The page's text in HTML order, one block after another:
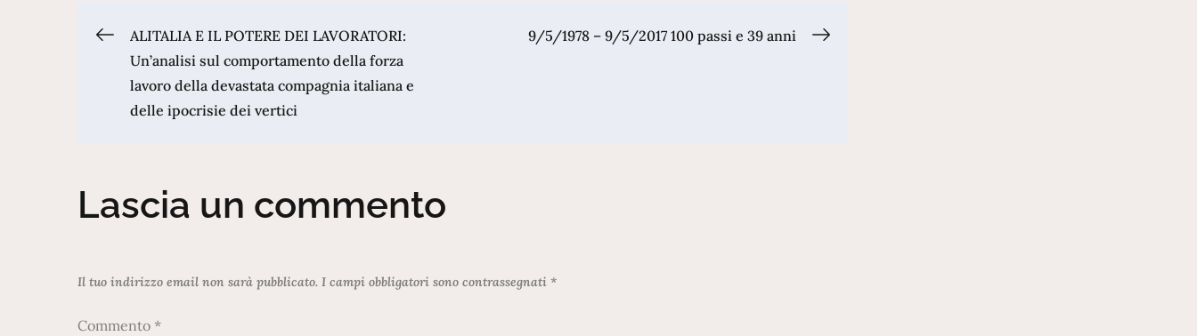
Navigazione
articoli
ALITALIA E IL POTERE DEI LAVORATORI:
Un’analisi sul comportamento della forza
lavoro della devastata compagnia italiana e
delle ipocrisie dei vertici
9/5/1978 – 9/5/2017 100 passi e 39 anni
Lascia un commento
Il tuo indirizzo email non sarà pubblicato. I campi obbligatori sono contrassegnati *
Commento *